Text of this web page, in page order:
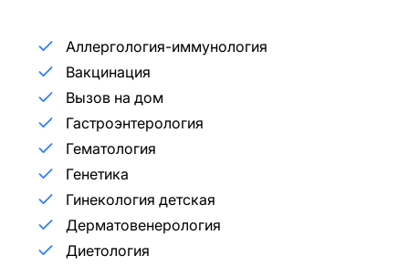
Аллергология-иммунология
Вакцинация
Вызов на дом
Гастроэнтерология
Гематология
Генетика
Гинекология детская
Дерматовенерология
Диетология